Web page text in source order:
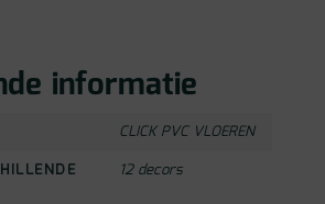
informatie
CLICK PVC VLOEREN
12 decors